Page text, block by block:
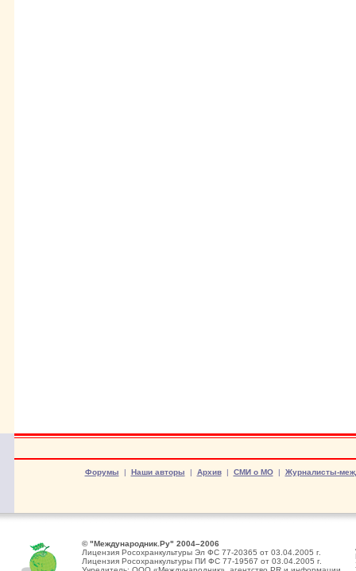
Форумы | Наши авторы | Архив| СМИ о МО| Журналисты-
© "Международник.Ру" 2004–2006
Лицензия Росохранкультуры Эл ФС 77-20365 от 03.04.2005 г.
Лицензия Росохранкультуры ПИ ФС 77-19567 от 03.04.2005 г.